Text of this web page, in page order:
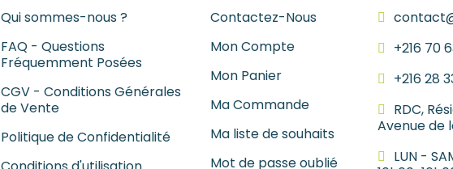
Qui sommes-nous ?
FAQ - Questions
Fréquemment Posées
CGV - Conditions Générales
de Vente
Politique de Confidentialité
Contactez-Nous
Mon Compte
Mon Panier
Ma Commande
Ma liste de souhaits
Mot de passe oublié
+216 70
+216 28
RDC,
Avenue de
LUN -